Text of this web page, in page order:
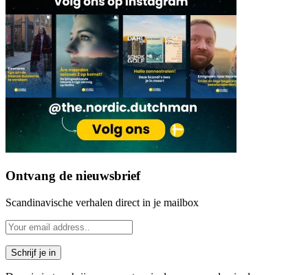
Ontvang de nieuwsbrief
Scandinavische verhalen direct in je mailbox